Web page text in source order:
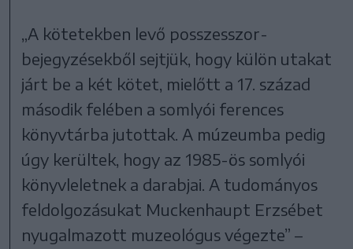
„A kötetekben levő posszesszor-
bejegyzésekből sejtjük, hogy külön utakat
járt be a két kötet, mielőtt a 17. század
második felében a somlyói ferences
könyvtárba jutottak. A múzeumba pedig
úgy kerültek, hogy az 1985-ös somlyói
könyvleletnek a darabjai. A tudományos
feldolgozásukat Muckenhaupt Erzsébet
nyugalmazott muzeológus végezte” –